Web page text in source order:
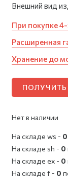
Внешний вид
При покупке
Расширенная
Хранение до
Нет в наличии
На складе ws - 0
На складе sh - 0
На складе ex - 0
На складе f - 0